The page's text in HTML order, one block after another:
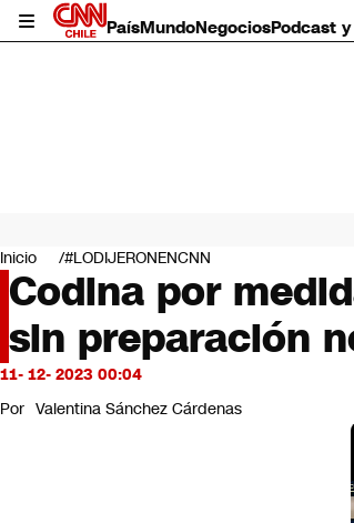
PaísMundoNegociosPodcast
Mundo
Negocios
Deportes
Programas completos
Cultura
Servicios
Bits
CNN Data
Inicio #LODIJERONENCNN
Codina por
sin preparación
11- 12- 2023 00:04
Por Valentina Sánchez Cárdenas